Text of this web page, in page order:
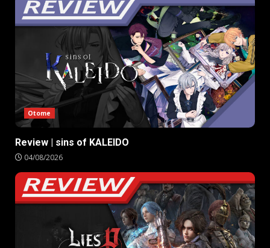
Otome
Review | sins of KALEIDO
04/08/2026